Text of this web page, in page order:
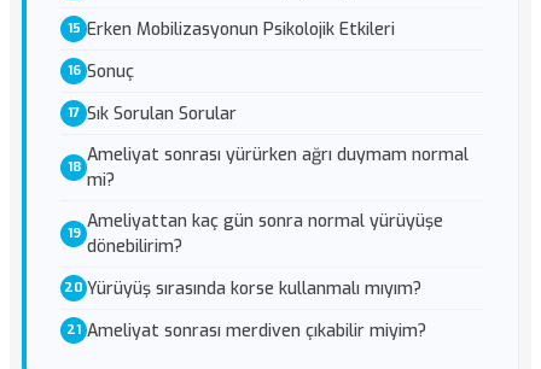
Erken Mobilizasyonun Psikolojik Etkileri
Sonuç
Sık Sorulan Sorular
Ameliyat sonrası yürürken ağrı duymam normal
mi?
Ameliyattan kaç gün sonra normal yürüyüşe
dönebilirim?
Yürüyüş sırasında korse kullanmalı mıyım?
Ameliyat sonrası merdiven çıkabilir miyim?